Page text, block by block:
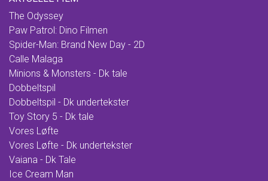
The Odyssey
Paw Patrol: Dino Filmen
Spider-Man: Brand New Day - 2D
Calle Malaga
Minions & Monsters - Dk tale
Dobbeltspil
Dobbeltspil - Dk undertekster
Toy Story 5 - Dk tale
Vores Løfte
Vores Løfte - Dk undertekster
Vaiana - Dk Tale
Ice Cream Man